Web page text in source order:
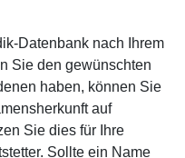
Datenbank nach Ihrem
Sie den gewünschten
haben, können Sie
auf
Sie dies für Ihre
Sollte ein Name